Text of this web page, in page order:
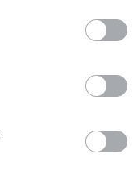
1 St. PAKKET - € 12,19 / St.